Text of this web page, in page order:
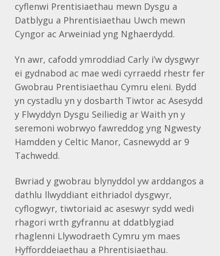
cyflenwi Prentisiaethau mewn Dysgu a
Datblygu a Phrentisiaethau Uwch mewn
Cyngor ac Arweiniad yng Nghaerdydd.
Yn awr, cafodd ymroddiad Carly i’w dysgwyr
ei gydnabod ac mae wedi cyrraedd rhestr fer
Gwobrau Prentisiaethau Cymru eleni. Bydd
yn cystadlu yn y dosbarth Tiwtor ac Asesydd
y Flwyddyn Dysgu Seiliedig ar Waith yn y
seremoni wobrwyo fawreddog yng Ngwesty
Hamdden y Celtic Manor, Casnewydd ar 9
Tachwedd.
Bwriad y gwobrau blynyddol yw arddangos a
dathlu llwyddiant eithriadol dysgwyr,
cyflogwyr, tiwtoriaid ac aseswyr sydd wedi
rhagori wrth gyfrannu at ddatblygiad
rhaglenni Llywodraeth Cymru ym maes
Hyfforddeiaethau a Phrentisiaethau.